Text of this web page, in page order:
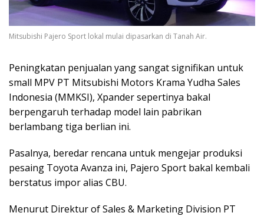
Mitsubishi Pajero Sport lokal mulai dipasarkan di Tanah Air.
Peningkatan penjualan yang sangat signifikan untuk
small MPV PT Mitsubishi Motors Krama Yudha Sales
Indonesia (MMKSI), Xpander sepertinya bakal
berpengaruh terhadap model lain pabrikan
berlambang tiga berlian ini.
Pasalnya, beredar rencana untuk mengejar produksi
pesaing Toyota Avanza ini, Pajero Sport bakal kembali
berstatus impor alias CBU.
Menurut Direktur of Sales & Marketing Division PT